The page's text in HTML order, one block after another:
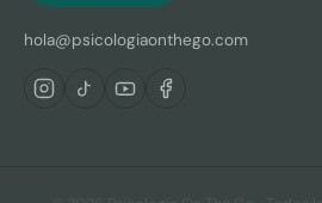
hola@psicologiaonthego.com